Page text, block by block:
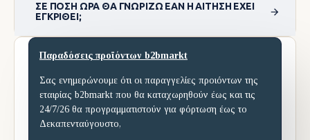
ΣΕ ΠΌΣΗ ΏΡΑ ΘΑ ΓΝΩΡΊΖΩ ΕΆΝ Η ΑΊΤΗΣΗ ΈΧΕΙ
ΕΓΚΡΙΘΕΊ;
Παραδόσεις προϊόντων b2bmarkt
Σας ενημερώνουμε ότι οι παραγγελίες προιόντων της
εταιρίας b2bmarkt που θα καταχωρηθούν έως και τις
24/7/26 θα προγραμματιστούν για φόρτωση έως το
Δεκαπενταύγουστο,